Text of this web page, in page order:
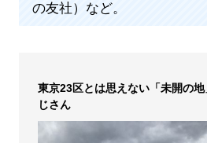
の友社）など。
東京23区とは思えない「未開の
じさん